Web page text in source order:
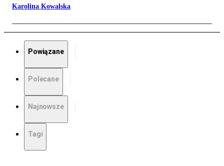
Karolina Kowalska
Powiązane
Polecane
Najnowsze
Tagi